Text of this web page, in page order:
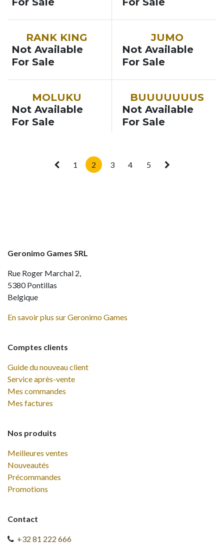
NOUVEAU
RANK KING
Not Available
For Sale
NOUVEAUJUMO
Not Available
For Sale
NOUVEAUMOLUKU
Not Available
For Sale
NOUVEAU
BUUUUUUUS
Not Available
For Sale
1 2 3 4 5
Comptes clients
Guide du nouveau client
Service après-vente
Mes commandes
Mes factures
Nos produits
Meilleures ventes
Nouveautés
Précommandes
Promotions
Contact
+32 81 222 666
Geronimo Games SRL
Rue Roger Marchal 2,
5380 Pontillas
Belgique
En savoir plus sur Geronimo Games